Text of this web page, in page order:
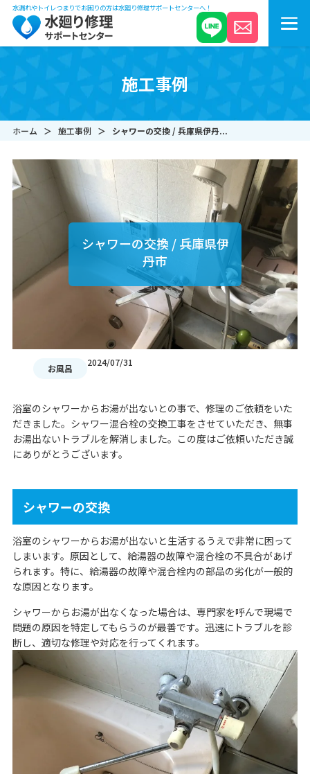
水漏れやトイレつまりでお困りの方は水廻り修理サポートセンターへ！
施工事例
ホーム 施工事例 シャワーの交換 / 兵庫県伊丹...
シャワーの交換 / 兵庫県伊
丹市
お風呂
2024/07/31
浴室のシャワーからお湯が出ないとの事で、修理のご依頼をいた
だきました。シャワー混合栓の交換工事をさせていただき、無事
お湯出ないトラブルを解消しました。この度はご依頼いただき誠
にありがとうございます。
シャワーの交換
浴室のシャワーからお湯が出ないと生活するうえで非常に困って
しまいます。原因として、給湯器の故障や混合栓の不具合があげ
られます。特に、給湯器の故障や混合栓内の部品の劣化が一般的
な原因となります。
シャワーからお湯が出なくなった場合は、専門家を呼んで現場で
問題の原因を特定してもらうのが最善です。迅速にトラブルを診
断し、適切な修理や対応を行ってくれます。